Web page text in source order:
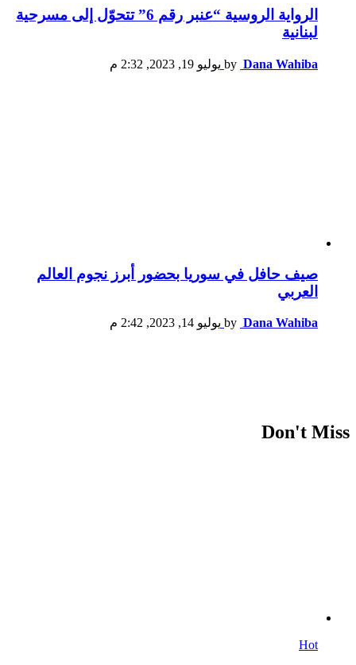
الرواية الروسية “عنبر رقم 6” تتحوّل إلى مسرحية
لبنانية
by Dana Wahiba يوليو 19, 2023, 2:32 م
صيف حافل في سوريا بحضور أبرز نجوم العالم
العربي
by Dana Wahiba يوليو 14, 2023, 2:42 م
Don't Miss
Hot